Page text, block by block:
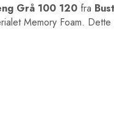
Grå 100 120 fra
Memory Foam.